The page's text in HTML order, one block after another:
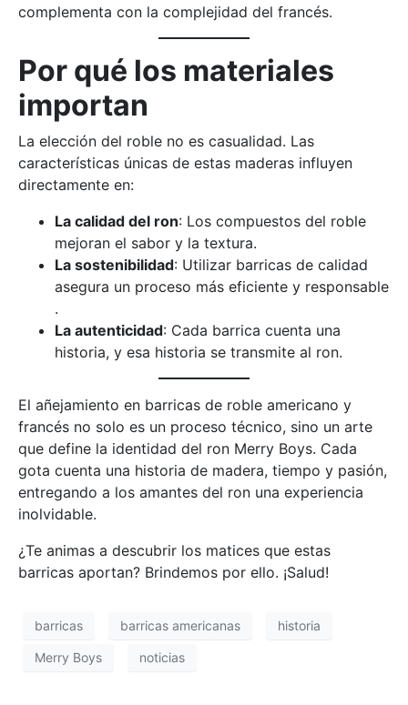
complementa con la complejidad del francés.
Por qué los materiales
importan
La elección del roble no es casualidad. Las
características únicas de estas maderas influyen
directamente en:
La calidad del ron: Los compuestos del roble
mejoran el sabor y la textura.
La sostenibilidad: Utilizar barricas de calidad
asegura un proceso más eficiente y responsable​
.
La autenticidad: Cada barrica cuenta una
historia, y esa historia se transmite al ron.
El añejamiento en barricas de roble americano y
francés no solo es un proceso técnico, sino un arte
que define la identidad del ron Merry Boys. Cada
gota cuenta una historia de madera, tiempo y pasión,
entregando a los amantes del ron una experiencia
inolvidable.
¿Te animas a descubrir los matices que estas
barricas aportan? Brindemos por ello. ¡Salud!
barricas barricas americanas historia
Merry Boys noticias